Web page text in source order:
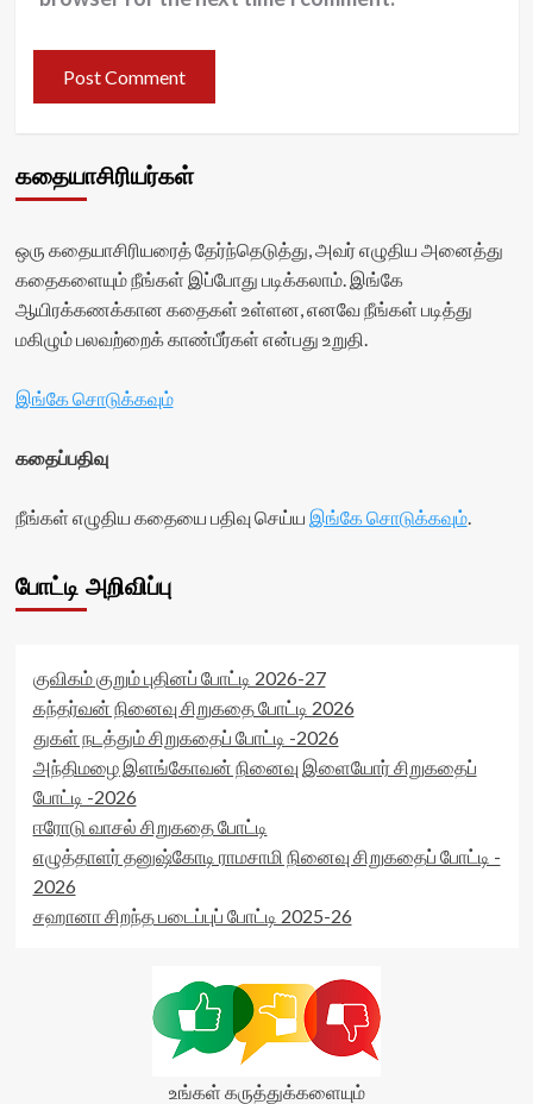
கதையாசிரியர்கள்
ஒரு கதையாசிரியரைத் தேர்ந்தெடுத்து, அவர் எழுதிய அனைத்து
கதைகளையும் நீங்கள் இப்போது படிக்கலாம். இங்கே
ஆயிரக்கணக்கான கதைகள் உள்ளன, எனவே நீங்கள் படித்து
மகிழும் பலவற்றைக் காண்பீர்கள் என்பது உறுதி.
இங்கே சொடுக்கவும்
கதைப்பதிவு
நீங்கள் எழுதிய கதையை பதிவு செய்ய இங்கே சொடுக்கவும்.
போட்டி அறிவிப்பு
குவிகம் குறும் புதினப் போட்டி 2026-27
கந்தர்வன் நினைவு சிறுகதை போட்டி 2026
துகள் நடத்தும் சிறுகதைப் போட்டி -2026
அந்திமழை இளங்கோவன் நினைவு இளையோர் சிறுகதைப்
போட்டி -2026
ஈரோடு வாசல் சிறுகதை போட்டி
எழுத்தாளர் தனுஷ்கோடி ராமசாமி நினைவு சிறுகதைப் போட்டி -
2026
சஹானா சிறந்த படைப்புப் போட்டி 2025-26
உங்கள் கருத்துக்களையும்